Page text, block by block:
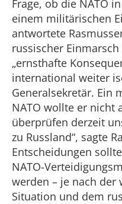
Frage, ob die NATO
einem militärischen
antwortete
russischer
„ernsthafte
international weiter
Generalsekretär. Ein
NATO wollte er nicht
überprüfen derzeit
zu Russland“, sagte
Entscheidungen
NATO-
werden – je nach der
Situation und dem